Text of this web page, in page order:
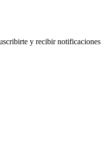
y recibir notificaciones